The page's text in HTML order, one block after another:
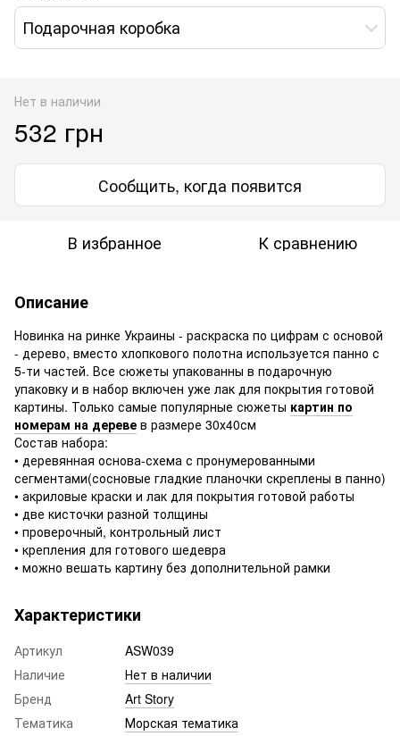
Подарочная коробка
Нет в наличии
532 грн
Сообщить, когда появится
В избранное К сравнению
Описание
Новинка на ринке Украины - раскраска по цифрам с основой
- дерево, вместо хлопкового полотна используется панно с
5-ти частей. Все сюжеты упакованны в подарочную
упаковку и в набор включен уже лак для покрытия готовой
картины. Только самые популярные сюжеты картин по
номерам на дереве в размере 30х40см
Состав набора:
• деревянная основа-схема с пронумерованными
сегментами(сосновые гладкие планочки скреплены в панно)
• акриловые краски и лак для покрытия готовой работы
• две кисточки разной толщины
• проверочный, контрольный лист
• крепления для готового шедевра
• можно вешать картину без дополнительной рамки
Характеристики
Артикул
ASW039
Наличие
Нет в наличии
Бренд
Art Story
Тематика
Морская тематика